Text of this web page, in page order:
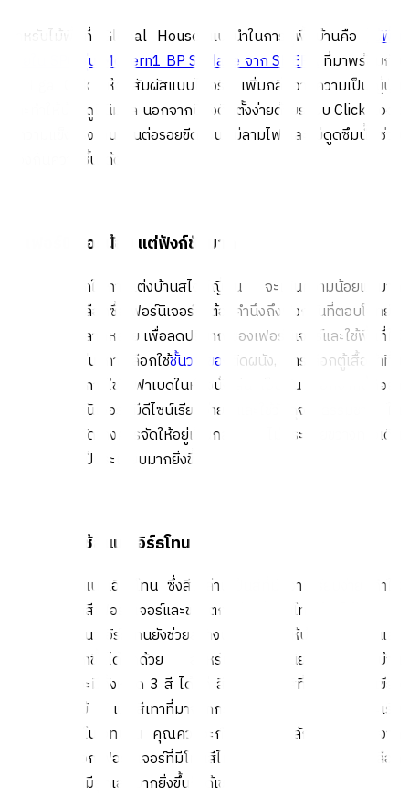
สำหรับไม้พื้นที่ Global House แนะนำในการปูพื้นบ้านคือ
ไม้พื้น
ภายใน SPC รุ่น Modern1 BP Surface จาก SHERA
ที่มาพร้อมกับ
สี Tiga Oak ให้ผิวสัมผัสแบบไม้จริง เพิ่มกลิ่นอายความเป็นญี่ปุ่น
และทำให้บ้านดูมินิมอล นอกจากนี้ยังติดตั้งง่ายด้วยระบบ Click Lock
มีความแข็งแรง ทนทานต่อรอยขีดข่วน ไม่ลามไฟ และไม่ดูดซึมน้ำ ช่วย
ป้องกันความชื้นได้ดี
3. เฟอร์นิเจอร์น้อย แต่ฟังก์ชันมาก
คอนเซปต์หลักในการแต่งบ้านสไตล์ญี่ปุ่น จะเน้นความน้อยแต่มาก
ดังนั้นในการเลือกซื้อเฟอร์นิเจอร์จะต้องคำนึงถึงฟังก์ชันที่ตอบโจทย์
การใช้งานที่หลากหลาย เพื่อลดปริมาณของเฟอร์นิเจอร์และใช้พื้นที่ให้
คุ้มค่าที่สุด เช่น การเลือกใช้ชั้นวางของ
ติดผนัง, การเลือกตู้เสื้อผ้าที่มี
บานกระจก, การใช้โซฟาเบดในห้องนั่งเล่น เป็นต้น นอกจากนี้ก็อย่า
ลืมเลือกเฟอร์นิเจอร์ที่มีดีไซน์เรียบง่าย และใช้วัสดุจากธรรมชาติ ใน
ส่วนของการจัดวางควรจัดให้อยู่เป็นกลุ่ม ไม่กระจายขวางทางเดิน
เพื่อให้บ้านดูเป็นระเบียบมากยิ่งขึ้น
4. เน้นการใช้สีแนวเอิร์ธโทน
การเลือกใช้สีแนวเอิร์ธโทน ซึ่งสีเหล่านี้เป็นสีที่มีความเรียบง่าย ทำให้
สามารถเลือกสีเฟอร์นิเจอร์และของตกแต่งเพื่อคุมโทนบ้านได้ง่าย
นอกจากนี้สีแนวเอิร์ธโทนยังช่วยสร้างบรรยากาศให้บ้านดูอบอุ่น และ
ผ่อนคลายมากขึ้นได้อีกด้วย สำหรับโทนสียอดนิยมในการแต่งบ้าน
สไตล์ญี่ปุ่น จะมีทั้งหมด 3 สี ได้แก่ สีน้ำตาลเป็นสีที่มาจากไม้ สีเขียว
ที่มาจากต้นไม้ และสีเทาที่มาจากกระเบื้องหิน โดยก่อนที่จะเริ่ม
ตกแต่งหรือรีโนเวทบ้าน คุณควรจะกำหนดธีมสีหลักเอาไว้ก่อน จาก
นั้นจึงค่อยเลือกเฟอร์นิเจอร์ที่มีโทนสีไม่ต่างกันนัก หรือจะเลือก
เฟอร์นิเจอร์ที่มีลูกเล่นมากยิ่งขึ้นก็ได้เช่นกัน